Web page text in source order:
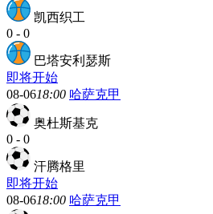
凯西织工
0 - 0
巴塔安利瑟斯
即将开始
08-0618:00 哈萨克甲
奥杜斯基克
0 - 0
汗腾格里
即将开始
08-0618:00 哈萨克甲